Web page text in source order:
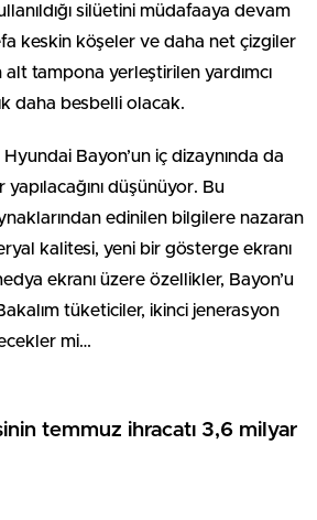
silüetini müdafaaya devam
keskin köşeler ve daha net çizgiler
tampona yerleştirilen yardımcı
daha besbelli olacak.
Bayon’un iç dizaynında da
yapılacağını düşünüyor. Bu
edinilen bilgilere nazaran
kalitesi, yeni bir gösterge ekranı
ekranı üzere özellikler, Bayon’u
tüketiciler, ikinci jenerasyon
mi…
temmuz ihracatı 3,6 milyar